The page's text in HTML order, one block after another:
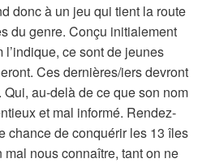
donc à un jeu qui tient la route
du genre. Conçu initialement
ce sont de jeunes
Ces dernières/iers devront
au-delà de ce que son nom
et mal informé. Rendez-
chance de conquérir les 13 îles
mal nous connaître, tant on ne